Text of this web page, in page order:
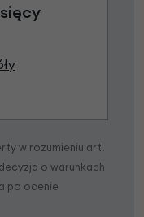
w rozumieniu art.
o warunkach
po ocenie